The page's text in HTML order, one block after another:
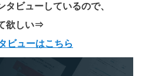
ビューしているので、
欲しい⇒
ビューはこちら